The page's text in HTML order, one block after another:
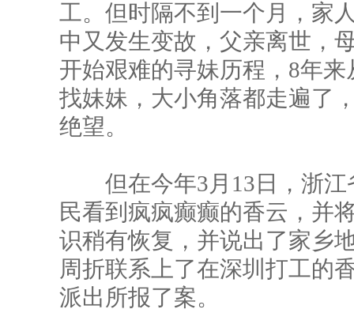
工。但时隔不到一个月，家
中又发生变故，父亲离世，
开始艰难的寻妹历程，8年
找妹妹，大小角落都走遍了
绝望。
但在今年3月13日，浙江
民看到疯疯癫癫的香云，并
识稍有恢复，并说出了家乡
周折联系上了在深圳打工的
派出所报了案。